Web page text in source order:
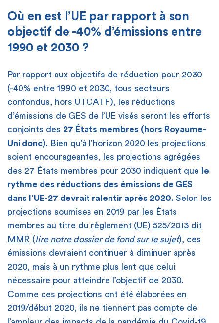
Où en est l’UE par rapport à son
objectif de -40% d’émissions entre
1990 et 2030 ?
Par rapport aux objectifs de réduction pour 2030
(-40% entre 1990 et 2030, tous secteurs
confondus, hors UTCATF), les réductions
d’émissions de GES de l’UE visés seront les efforts
conjoints des 27 États membres (hors Royaume-
Uni donc). Bien qu’à l’horizon 2020 les projections
soient encourageantes, les projections agrégées
des 27 États membres pour 2030 indiquent que
le
rythme des réductions des émissions de GES
dans l’UE-27 devrait ralentir après 2020. Selon les
projections soumises en 2019 par les États
membres au titre du règlement (UE) 525/2013 dit
MMR (lire notre dossier de fond sur le sujet), ces
émissions devraient continuer à diminuer après
2020, mais à un rythme plus lent que celui
nécessaire pour atteindre l’objectif de 2030.
Comme ces projections ont été élaborées en
2019/début 2020, ils ne tiennent pas compte de